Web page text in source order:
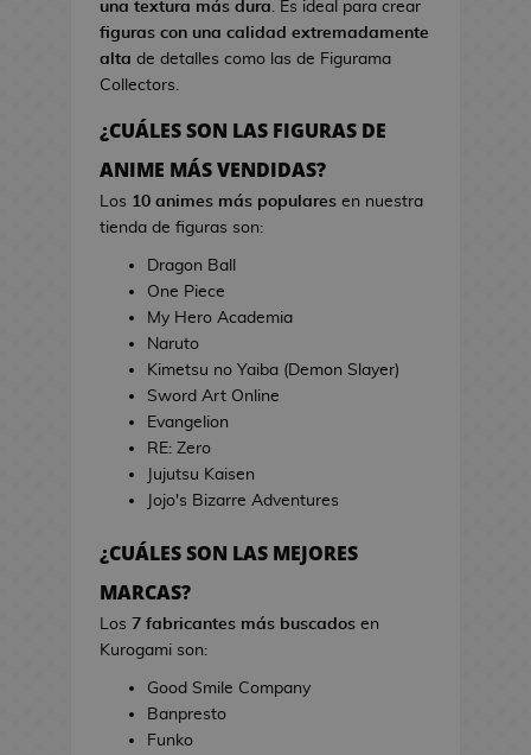
T
a
l
l
a
i
n
J
r
s
d
C
i
s
d
e
i
e
o
j
e
g
o
E
s
t
u
c
e
i
d
una textura más dura. Es ideal para crear
figuras con una calidad extremadamente
alta de detalles como las de Figurama
Collectors.
¿CUÁLES SON LAS FIGURAS DE
ANIME MÁS VENDIDAS?
Los 10 animes más populares en nuestra
tienda de figuras son:
Dragon Ball
One Piece
My Hero Academia
Naruto
Kimetsu no Yaiba (Demon Slayer)
Sword Art Online
Evangelion
RE: Zero
Jujutsu Kaisen
Jojo's Bizarre Adventures
¿CUÁLES SON LAS MEJORES
MARCAS?
Los 7 fabricantes más buscados en
Kurogami son:
Good Smile Company
Banpresto
Funko